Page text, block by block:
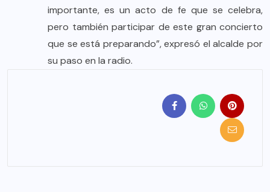
importante, es un acto de fe que se celebra,
pero también participar de este gran concierto
que se está preparando”, expresó el alcalde por
su paso en la radio.